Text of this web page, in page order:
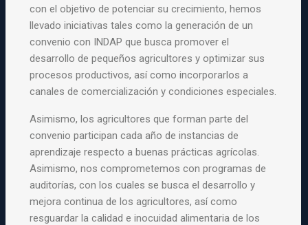
con el objetivo depotenciar su crecimiento, hemos
llevado iniciativas tales como lageneración de un
convenio con INDAP que busca promover el
desarrollode pequeños agricultores y optimizar sus
procesos productivos, asícomo incorporarlos a
canales de comercialización y condicionesespeciales.
Asimismo, los agricultores que forman parte del
convenio participancada año de instancias de
aprendizaje respecto a buenas prácticasagrícolas.
Asimismo, nos comprometemos con programas de
auditorías,con los cuales se busca el desarrollo y
mejora continua de losagricultores, así como
resguardar la calidad e inocuidad alimentariade los